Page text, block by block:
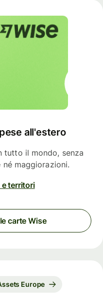
all'estero
tutto il mondo, senza
maggiorazioni.
e territori
carte Wise
Europe